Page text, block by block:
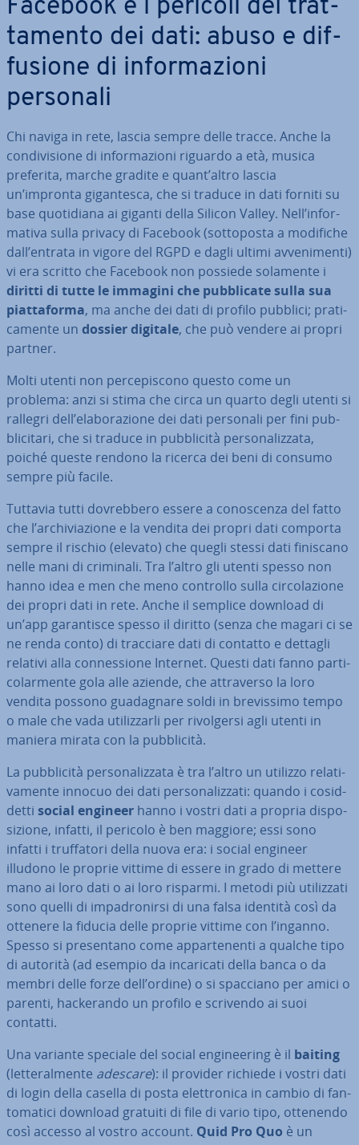
Facebook e i pericoli del trat­
ta­men­to dei dati: abuso e dif­
fu­sio­ne di in­for­ma­zio­ni
personali
Chi naviga in rete, lascia sempre delle tracce. Anche la
con­di­vi­sio­ne di in­for­ma­zio­ni riguardo a età, musica
preferita, marche gradite e quant’altro lascia
un’impronta gi­gan­te­sca, che si traduce in dati forniti su
base quo­ti­dia­na ai giganti della Silicon Valley. Nell’in­for­
ma­ti­va sulla privacy di Facebook (sot­to­po­sta a modifiche
dall’entrata in vigore del RGPD e dagli ultimi av­ve­ni­men­ti)
vi era scritto che Facebook non possiede solamente i
diritti di tutte le immagini che pub­bli­ca­te sulla sua
piat­ta­for­ma, ma anche dei dati di profilo pubblici; pra­ti­
ca­men­te un dossier digitale, che può vendere ai propri
partner.
Molti utenti non per­ce­pi­sco­no questo come un
problema: anzi si stima che circa un quarto degli utenti si
rallegri dell’ela­bo­ra­zio­ne dei dati personali per fini pub­
bli­ci­ta­ri, che si traduce in pub­bli­ci­tà per­so­na­liz­za­ta,
poiché queste rendono la ricerca dei beni di consumo
sempre più facile.
Tuttavia tutti do­vreb­be­ro essere a co­no­scen­za del fatto
che l’ar­chi­via­zio­ne e la vendita dei propri dati comporta
sempre il rischio (elevato) che quegli stessi dati finiscano
nelle mani di criminali. Tra l’altro gli utenti spesso non
hanno idea e men che meno controllo sulla cir­co­la­zio­ne
dei propri dati in rete. Anche il semplice download di
un’app ga­ran­ti­sce spesso il diritto (senza che magari ci se
ne renda conto) di tracciare dati di contatto e dettagli
relativi alla con­nes­sio­ne Internet. Questi dati fanno par­ti­
co­lar­men­te gola alle aziende, che at­tra­ver­so la loro
vendita possono gua­da­gna­re soldi in bre­vis­si­mo tempo
o male che vada uti­liz­zar­li per ri­vol­ger­si agli utenti in
maniera mirata con la pub­bli­ci­tà.
La pub­bli­ci­tà per­so­na­liz­za­ta è tra l’altro un utilizzo re­la­ti­
va­men­te innocuo dei dati per­so­na­liz­za­ti: quando i co­sid­
det­ti social engineer hanno i vostri dati a propria di­spo­
si­zio­ne, infatti, il pericolo è ben maggiore; essi sono
infatti i truf­fa­to­ri della nuova era: i social engineer
illudono le proprie vittime di essere in grado di mettere
mano ai loro dati o ai loro risparmi. I metodi più uti­liz­za­ti
sono quelli di im­pa­dro­nir­si di una falsa identità così da
ottenere la fiducia delle proprie vittime con l’inganno.
Spesso si pre­sen­ta­no come ap­par­te­nen­ti a qualche tipo
di autorità (ad esempio da in­ca­ri­ca­ti della banca o da
membri delle forze dell’ordine) o si spacciano per amici o
parenti, hac­ke­ran­do un profilo e scrivendo ai suoi
contatti.
Una variante speciale del social en­gi­nee­ring è il baiting
(let­te­ral­men­te adescare): il provider richiede i vostri dati
di login della casella di posta elet­tro­ni­ca in cambio di fan­
to­ma­ti­ci download gratuiti di file di vario tipo, ottenendo
così accesso al vostro account. Quid Pro Quo è un